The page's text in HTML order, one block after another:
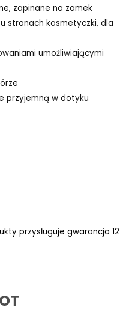
zapinane na zamek
stronach kosmetyczki, dla
umożliwiającymi
przyjemną w dotyku
przysługuje gwarancja 12